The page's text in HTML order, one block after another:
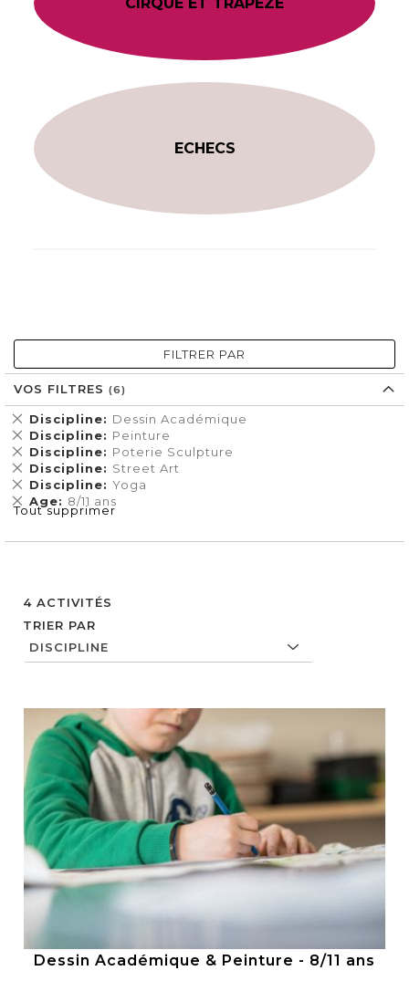
ECHECS
4 ACTIVITÉS
TRIER PAR
Dessin Académique & Peinture - 8/11 ans
FILTRER PAR
VOS FILTRES
Discipline Dessin Académique
Supprimer
cet
Élément
Discipline Peinture
Supprimer
cet
Élément
Discipline Poterie Sculpture
Supprimer
cet
Élément
Discipline Street Art
Supprimer
cet
Élément
Discipline Yoga
Supprimer
cet
Élément
Age 8/11 ans
Supprimer
cet
Tout supprimer